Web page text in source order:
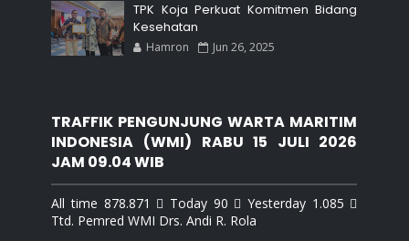
TPK Koja Perkuat Komitmen Bidang
Kesehatan
Hamron Jun 26, 2025
TRAFFIK PENGUNJUNG WARTA MARITIM
INDONESIA (WMI) RABU 15 JULI 2026
JAM 09.04 WIB
All time 878.871  Today 90  Yesterday 1.085 
Ttd. Pemred WMI Drs. Andi R. Rola